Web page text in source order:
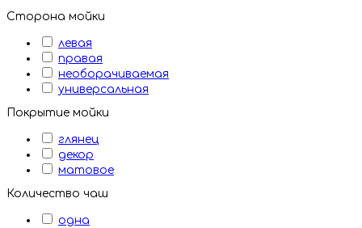
Сторона мойки
левая
правая
необорачиваемая
универсальная
Покрытие мойки
глянец
декор
матовое
Количество чаш
одна